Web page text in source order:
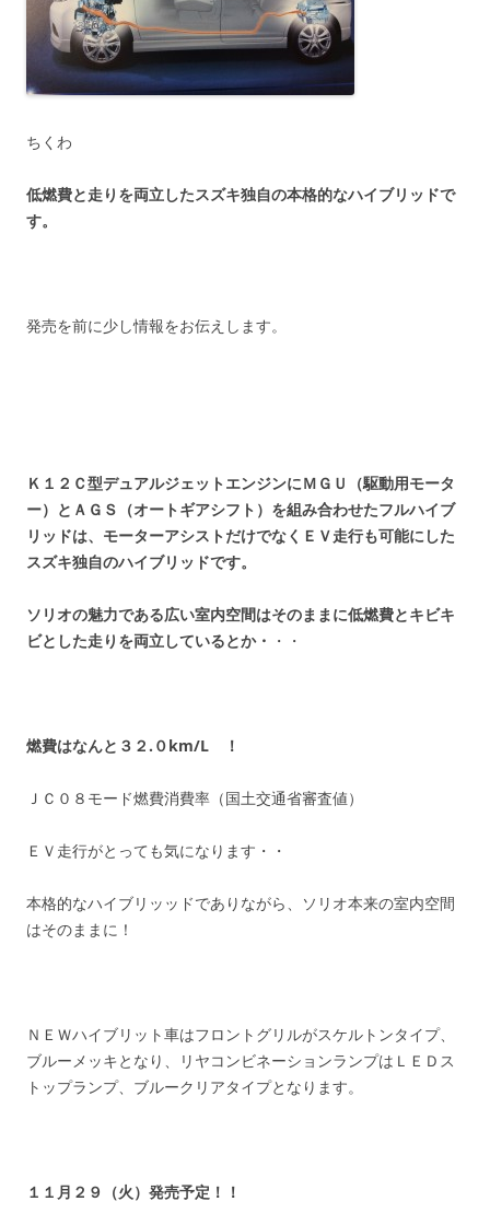
ちくわ
低燃費と走りを両立したスズキ独自の本格的なハイブリッドで
す。
発売を前に少し情報をお伝えします。
Ｋ１２Ｃ型デュアルジェットエンジンにＭＧＵ（駆動用モータ
ー）とＡＧＳ（オートギアシフト）を組み合わせたフルハイブ
リッドは、 モーターアシストだけでなくＥＶ走行も可能にした
スズキ独自のハイブリッドです。
ソリオの魅力である広い室内空間はそのままに低燃費とキビキ
ビとした走りを両立しているとか・ ・・
燃費はなんと ３２.０km/L ！
ＪＣ０８モード燃費消費率（国土交通省審査値）
ＥＶ走行がとっても気になります・・
本格的なハイブリッッドでありながら、ソリオ本来の室内空間
はそのままに！
ＮＥＷハイブリット車はフロントグリルがスケルトンタイプ、
ブルーメッキとなり、リヤコンビネーションランプはＬＥＤス
トップランプ、ブルークリアタイプとなります。
１１月２９（火）発売予定！！